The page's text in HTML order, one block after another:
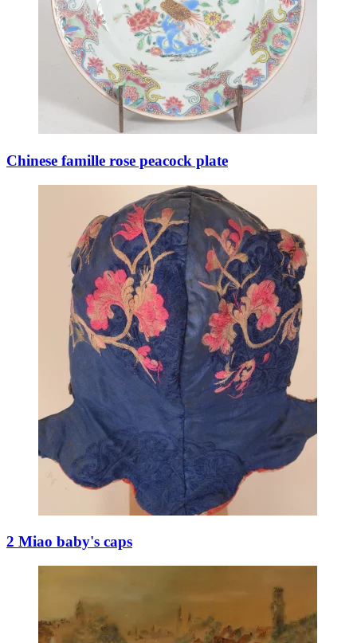
Chinese famille rose peacock plate
2 Miao baby's caps